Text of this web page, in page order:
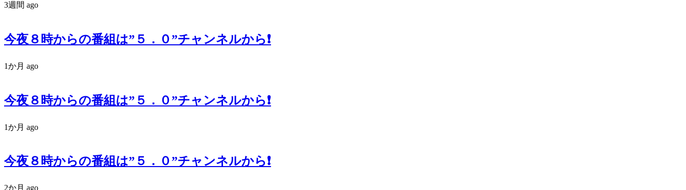
3週間 ago
今夜８時からの番組は”５．０”チャンネルから❗️
1か月 ago
今夜８時からの番組は”５．０”チャンネルから❗️
1か月 ago
今夜８時からの番組は”５．０”チャンネルから❗️
2か月 ago